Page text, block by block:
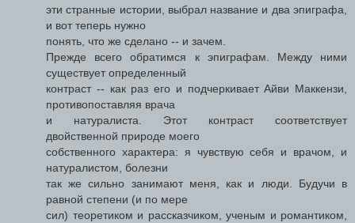
эти странные истории, выбрал название и два эпиграфа,
и вот теперь нужно
понять, что же сделано -- и зачем.
Прежде всего обратимся к эпиграфам. Между ними
существует определенный
контраст -- как раз его и подчеркивает Айви Маккензи,
противопоставляя врача
и натуралиста. Этот контраст соответствует
двойственной природе моего
собственного характера: я чувствую себя и врачом, и
натуралистом, болезни
так же сильно занимают меня, как и люди. Будучи в
равной степени (и по мере
сил) теоретиком и рассказчиком, ученым и романтиком,